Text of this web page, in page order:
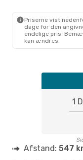
BEY- AYT
Priserne vist
dage for den
endelige pris.
kan ændres.
1
Afstand: 547